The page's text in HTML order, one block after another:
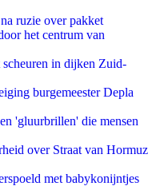
ruzie over pakket
het centrum van
in dijken Zuid-
burgemeester Depla
'gluurbrillen' die mensen
over Straat van Hormuz
met babykonijntjes